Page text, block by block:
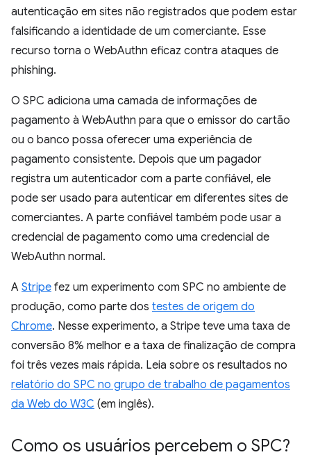
autenticação em sites não registrados que podem estar
falsificando a identidade de um comerciante. Esse
recurso torna o WebAuthn eficaz contra ataques de
phishing.
O SPC adiciona uma camada de informações de
pagamento à WebAuthn para que o emissor do cartão
ou o banco possa oferecer uma experiência de
pagamento consistente. Depois que um pagador
registra um autenticador com a parte confiável, ele
pode ser usado para autenticar em diferentes sites de
comerciantes. A parte confiável também pode usar a
credencial de pagamento como uma credencial de
WebAuthn normal.
A Stripe fez um experimento com SPC no ambiente de
produção, como parte dos testes de origem do
Chrome. Nesse experimento, a Stripe teve uma taxa de
conversão 8% melhor e a taxa de finalização de compra
foi três vezes mais rápida. Leia sobre os resultados no
relatório do SPC no grupo de trabalho de pagamentos
da Web do W3C (em inglês).
Como os usuários percebem o SPC?